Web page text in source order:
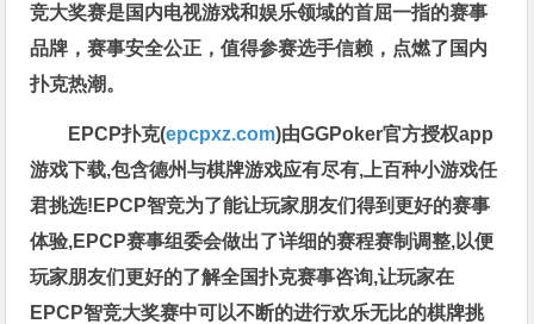
竞大奖赛是国内电视游戏和娱乐领域的首屈一指的赛事
品牌，赛事安全公正，值得参赛选手信赖，点燃了国内
扑克热潮。
EPCP扑克(epcpxz.com)由GGPoker官方授权app
游戏下载,包含德州与棋牌游戏应有尽有,上百种小游戏任
君挑选!EPCP智竞为了能让玩家朋友们得到更好的赛事
体验,EPCP赛事组委会做出了详细的赛程赛制调整,以便
玩家朋友们更好的了解全国扑克赛事咨询,让玩家在
EPCP智竞大奖赛中可以不断的进行欢乐无比的棋牌挑